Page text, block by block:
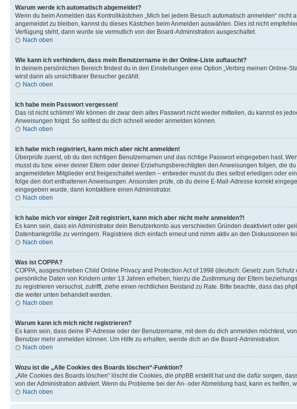
Warum werde ich automatisch abgemeldet?
Wenn du beim Anmelden das Kontrollkästchen „Mich bei jedem Besuch automatisch anmelden“
angemeldet zu bleiben, kannst du dieses Kästchen beim Anmelden auswählen. Dies ist nicht
Verfügung steht, dann wurde sie vermutlich von der Board-Administration ausgeschaltet.
Nach oben
Wie kann ich verhindern, dass mein Benutzername in der Online-Liste auftaucht?
In deinem persönlichen Bereich findest du in den Einstellungen eine Option „Verbirg meinen Online-
wirst dann als unsichtbarer Besucher gezählt.
Nach oben
Ich habe mein Passwort vergessen!
Das ist nicht schlimm! Wir können dir zwar dein altes Passwort nicht wieder mitteilen, du kannst es
Anweisungen folgst. So solltest du dich schnell wieder anmelden können.
Nach oben
Ich habe mich registriert, kann mich aber nicht anmelden!
Überprüfe zuerst, ob du den richtigen Benutzernamen und das richtige Passwort eingegeben hast.
musst du bzw. einer deiner Eltern oder deiner Erziehungsberechtigten den Anweisungen folgen, die
angemeldeten Mitglieder erst freigeschaltet werden – entweder musst du dies selbst erledigen oder
folge den dort enthaltenen Anweisungen. Ansonsten prüfe, ob du deine E-Mail-Adresse korrekt
eingegeben wurde, dann kontaktiere einen Administrator.
Nach oben
Ich habe mich vor einiger Zeit registriert, kann mich aber nicht mehr anmelden?!
Es kann sein, dass ein Administrator dein Benutzerkonto aus verschieden Gründen deaktiviert oder
Datenbankgröße zu verringern. Registriere dich einfach erneut und nimm aktiv an den Diskussionen
Nach oben
Was ist COPPA?
COPPA, ausgeschrieben Child Online Privacy and Protection Act of 1998 (deutsch: Gesetz zum
persönliche Daten von Kindern unter 13 Jahren erheben, hierzu die Zustimmung der Eltern
zu registrieren versuchst, zutrifft, ziehe einen rechtlichen Beistand zu Rate. Bitte beachte, dass das
die weiter unten behandelt werden.
Nach oben
Warum kann ich mich nicht registrieren?
Es kann sein, dass deine IP-Adresse oder der Benutzername, mit dem du dich anmelden möchtest,
Benutzer mehr anmelden können. Um Hilfe zu erhalten, wende dich an die Board-Administration.
Nach oben
Wozu ist die „Alle Cookies des Boards löschen“-Funktion?
„Alle Cookies des Boards löschen“ löscht die Cookies, die phpBB erstellt hat und die dafür sorgen,
von der Administration aktiviert. Wenn du Probleme bei der An- oder Abmeldung hast, kann es helfen,
Nach oben